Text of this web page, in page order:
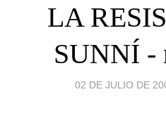
LA
SUNNÍ -
02 DE JULIO DE